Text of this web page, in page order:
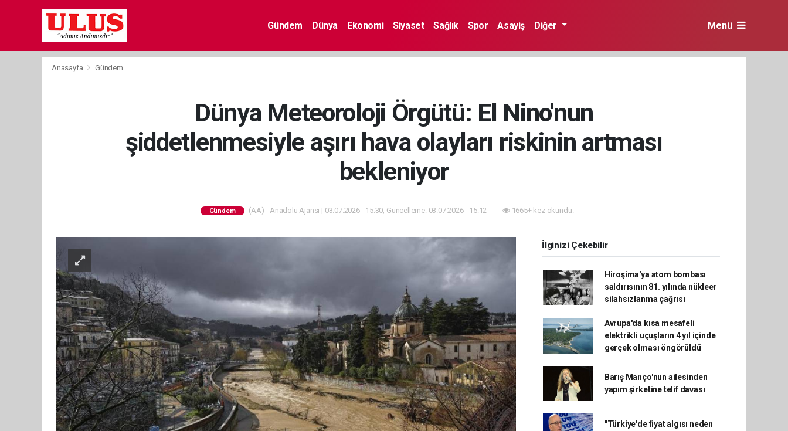
Gündem Dünya Ekonomi Siyaset Sağlık Spor Asayiş Diğer Menü
Anasayfa Gündem
Dünya Meteoroloji Örgütü: El Nino'nun
şiddetlenmesiyle aşırı hava olayları riskinin artması
bekleniyor
Gündem (AA) - Anadolu Ajansı | 03.07.2026 - 15:30, Güncelleme: 03.07.2026 - 15:12 1665+ kez okundu.
İlginizi Çekebilir
Hiroşima'ya atom bombası
saldırısının 81. yılında nükleer
silahsızlanma çağrısı
Avrupa'da kısa mesafeli
elektrikli uçuşların 4 yıl içinde
gerçek olması öngörüldü
Barış Manço'nun ailesinden
yapım şirketine telif davası
"Türkiye'de fiyat algısı neden